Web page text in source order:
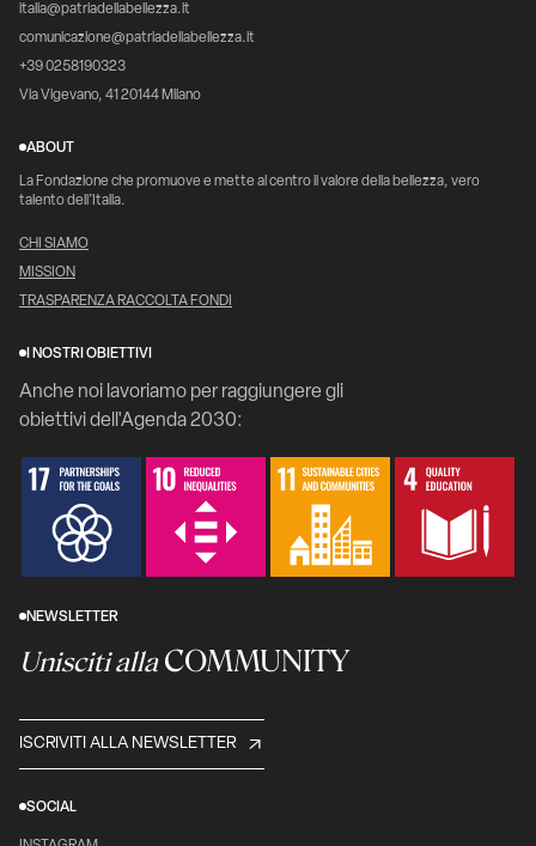
italia@patriadellabellezza.it
comunicazione@patriadellabellezza.it
+39 0258190323
Via Vigevano, 41 20144 Milano
ABOUT
La Fondazione che promuove e mette al centro il valore della bellezza, vero
talento dell’Italia.
CHI SIAMO
MISSION
TRASPARENZA RACCOLTA FONDI
I NOSTRI OBIETTIVI
Anche noi lavoriamo per raggiungere gli
obiettivi dell'Agenda 2030:
NEWSLETTER
Unisciti allaCOMMUNITY
ISCRIVITI ALLA NEWSLETTER
SOCIAL